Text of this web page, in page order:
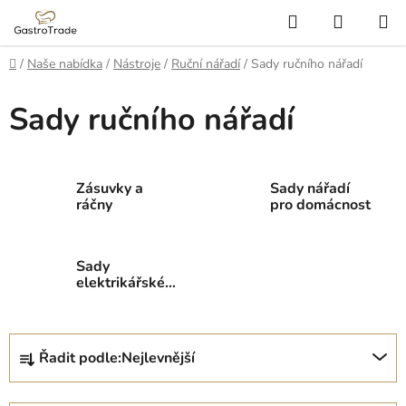
obsah
Hledat
KOŠÍK
Domů
/ Naše nabídka / Nástroje / Ruční nářadí / Sady ručního nářadí
Sady ručního nářadí
Zásuvky a
ráčny
Sady nářadí
pro domácnost
Sady
elektrikářského
Ř
z
Řadit podle:Nejlevnější